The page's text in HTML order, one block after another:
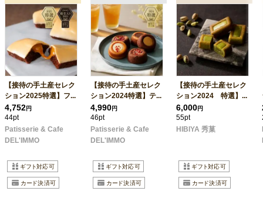
【接待の手土産セレク
ション2025特選】フ...
4,752円
44pt
Patisserie & Cafe
DEL'IMMO
【接待の手土産セレク
ション2024特選】テ...
4,990円
46pt
Patisserie & Cafe
DEL'IMMO
【接待の手土産セレク
ション2024 特選】...
6,000円
55pt
HIBIYA 秀菓